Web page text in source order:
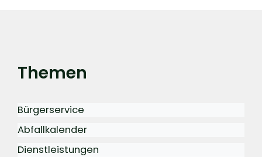
Themen
Bürgerservice
Abfallkalender
Dienstleistungen